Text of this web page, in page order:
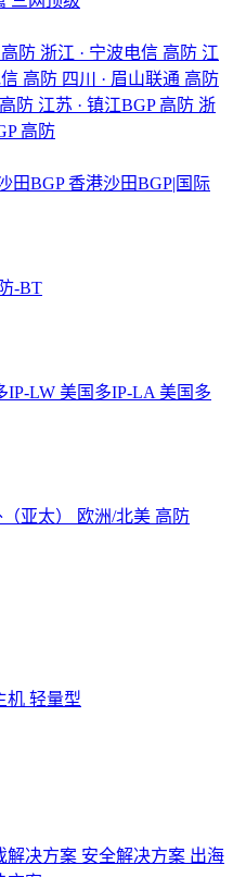
高防 浙江 · 宁波电信 高防 江
高防 四川 · 眉山联通 高防
高防 江苏 · 镇江BGP 高防 浙
高防
田BGP 香港沙田BGP|国际
-BT
IP-LW 美国多IP-LA 美国多
亚太） 欧洲/北美 高防
机 轻量型
解决方案 安全解决方案 出海